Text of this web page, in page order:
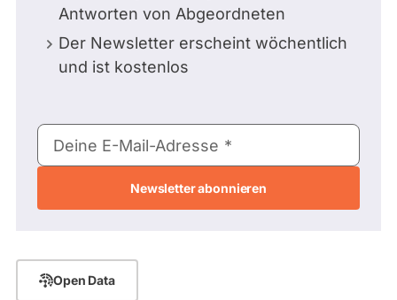
Antworten von Abgeordneten
Der Newsletter erscheint wöchentlich
und ist kostenlos
E-
Mail-
Deine E-Mail-Adresse
Open Data